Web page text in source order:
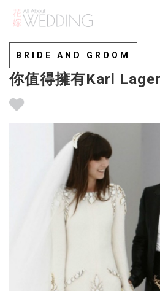
BRIDE AND GROOM
你值得擁有Karl